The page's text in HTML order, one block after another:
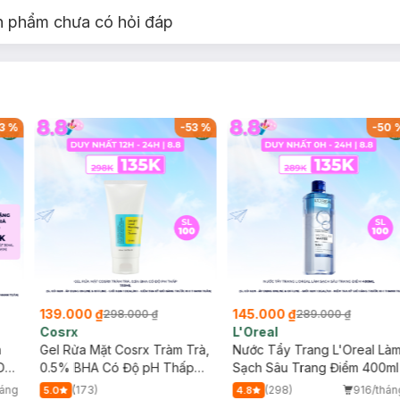
phẩm chưa có hỏi đáp
% -53%
139.000 ₫298.000 ₫
Cosrx
Gel Rửa Mặt Cosrx Tràm Trà,
0.5% BHA Có Độ pH Thấp
150ml
5.0
(173)
-50
145.000 ₫289.000 ₫
L'Oreal
Nước Tẩy Trang L'Oreal
Sạch Sâu Trang Điểm 400ml
4.8 (298)
916/